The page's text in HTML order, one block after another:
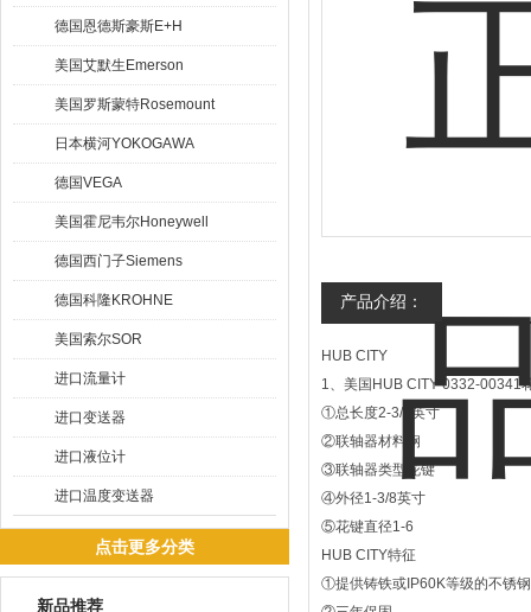
德国恩德斯豪斯E+H
美国艾默生Emerson
美国罗斯蒙特Rosemount
日本横河YOKOGAWA
德国VEGA
美国霍尼韦尔Honeywell
德国西门子Siemens
德国科隆KROHNE
美国索尔SOR
进口流量计
进口变送器
进口液位计
进口温度变送器
点击更多分类
新品推荐
产品介绍：
HUB CITY
1、美国HUB CITY 0332-00341
①总长度2-3/4英寸
②联轴器材料钢
③联轴器类型花键
④外径1-3/8英寸
⑤花键直径1-6
HUB CITY特征
①提供铸铁或IP60K等级的不锈